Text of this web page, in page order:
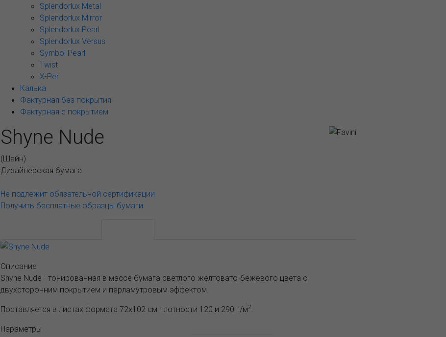
Splendorlux Metal
Splendorlux Mirror
Splendorlux Pearl
Splendorlux Versus
Symbol Pearl
Twist
X-Per
Калька
Фактурная без покрытия
Фактурная с покрытием
Shyne Nude
(Шайн)
Дизайнерская бумага
Не подлежит обязательной сертификации
Получить бесплатные образцы бумаги
Описание
Shyne Nude - тонированная в массе бумага светлого желтовато-бежевого цвета с
двухсторонним покрытием и перламутровым эффектом.
Поставляется в листах формата 72х102 см плотности 120 и 290 г/м2.
Параметры